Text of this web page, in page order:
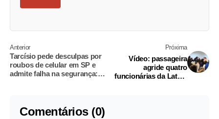
Anterior
Tarcísio pede desculpas por
roubos de celular em SP e
admite falha na segurança:
Próxima
Vídeo: passageira
agride quatro
funcionárias da Latam
Comentários (0)